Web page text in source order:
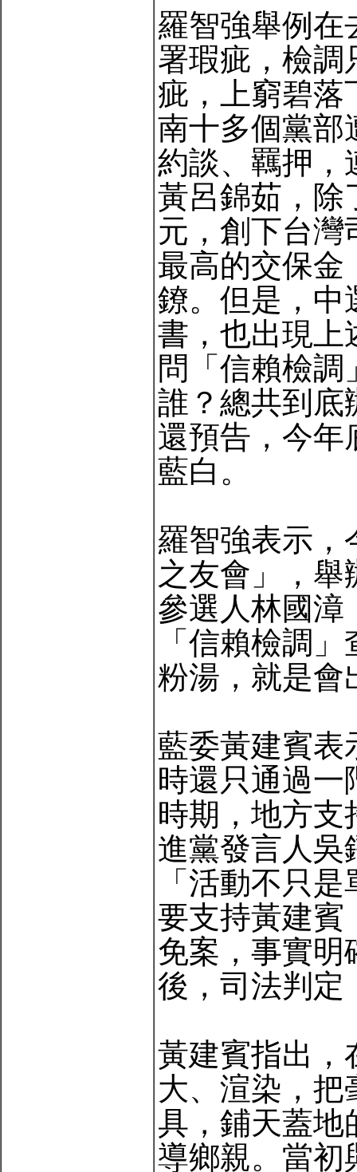
羅智強舉例在
署瑕疵，檢調
疵，上窮碧落
南十多個黨部
約談、羈押，
黃呂錦茹，除
元，創下台灣
最高的交保金
鐐。但是，中
書，也出現上
問「信賴檢
誰？總共到底
還預告，今年
藍白。
羅智強表示，
之友會」，
參選人林國漳
「信賴檢調
粉湯，就是會
藍委黃建賓表
時還只通過一
時期，地方支
進黨發言人吳
「活動不只
要支持黃建賓
免案，事實明
後，司法判定
黃建賓指出，
大、渲染，把
具，鋪天蓋地
導鄉親。當初